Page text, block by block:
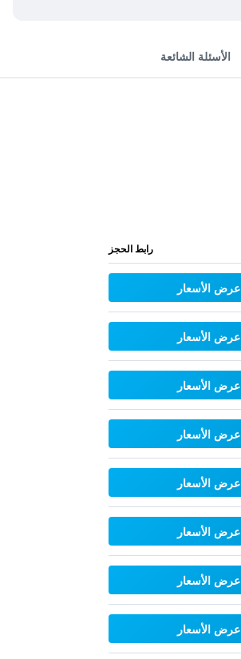
الأسئلة الشائعة
رابط الحجز
عرض الأسعار
عرض الأسعار
عرض الأسعار
عرض الأسعار
عرض الأسعار
عرض الأسعار
عرض الأسعار
عرض الأسعار